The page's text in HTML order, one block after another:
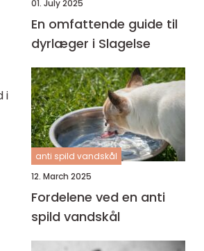
i
01. July 2025
En omfattende guide til
dyrlæger i Slagelse
anti spild vandskål
12. March 2025
Fordelene ved en anti
spild vandskål